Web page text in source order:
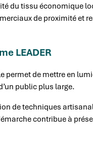
du tissu économique
de proximité et
LEADER
de mettre en
public plus large.
de techniques
contribue à